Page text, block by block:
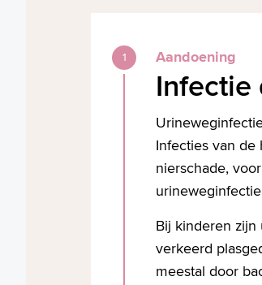
Aandoening
Infectie
Infecties van
nierschade,
Bij kinderen
verkeerd
meestal door